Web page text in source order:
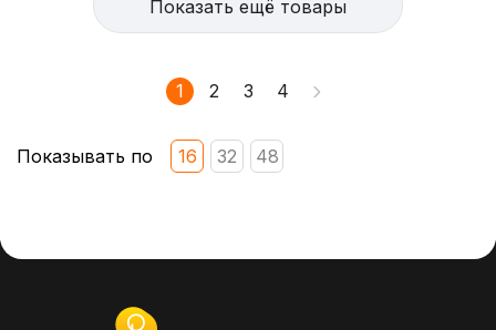
Показать ещё товары
1 2 3 4
Показывать по 16 32 48